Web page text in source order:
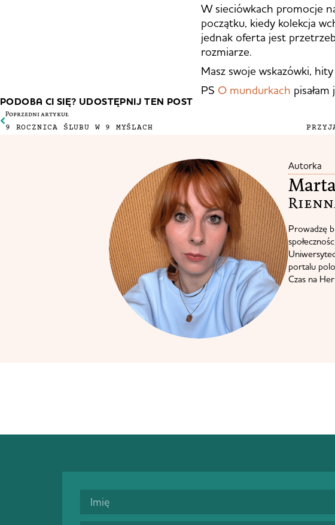
W sieciówkach promocje
początku, kiedy kolekcja
jednak oferta jest
rozmiarze.
Masz swoje wskazówki,
PS O mundurkach
PODOBA CI SIĘ? UDOSTĘPNIJ TEN POST
Poprzedni artykuł
9 ROCZNICA ŚLUBU W 9 MYŚLACH
Autorka
Prowadzę
portalu
Czas na